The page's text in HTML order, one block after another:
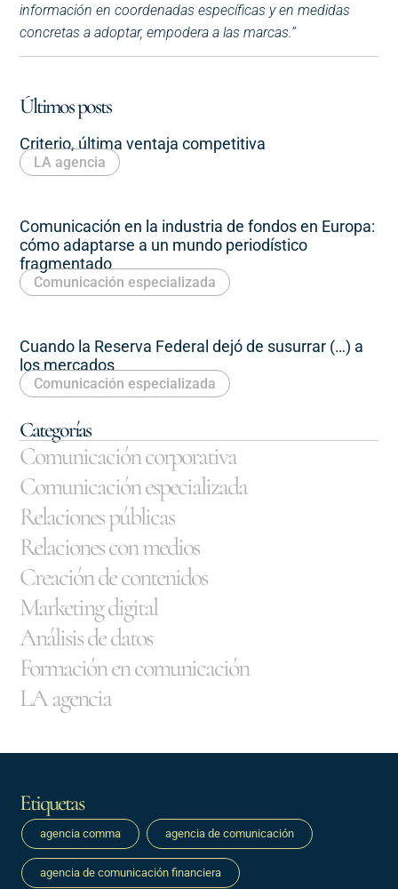
información en coordenadas específicas y en medidas
concretas a adoptar, empodera a las marcas.”
Últimos posts
Criterio, última ventaja competitiva
LA agencia
Comunicación en la industria de fondos en Europa:
cómo adaptarse a un mundo periodístico
fragmentado
Comunicación especializada
Cuando la Reserva Federal dejó de susurrar (…) a
los mercados
Comunicación especializada
Categorías
Comunicación corporativa
Comunicación especializada
Relaciones públicas
Relaciones con medios
Creación de contenidos
Marketing digital
Análisis de datos
Formación en comunicación
LA agencia
Etiquetas
agencia comma agencia de comunicación
agencia de comunicación financiera